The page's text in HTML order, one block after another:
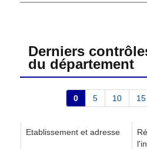
Collonges-la-Rouge
Concèze
Condat-sur-Ganaveix
Cornil
Derniers
du département
0 5 10 15
Etablissement et adresse